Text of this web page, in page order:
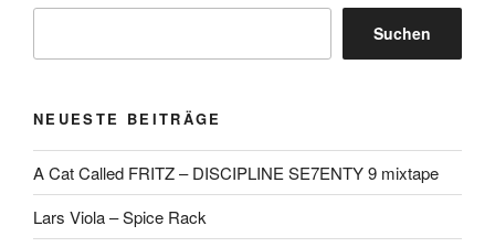
Suchen
NEUESTE BEITRÄGE
A Cat Called FRITZ – DISCIPLINE SE7ENTY 9 mixtape
Lars Viola – Spice Rack